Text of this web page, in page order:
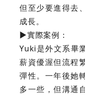
但至少要進得去
成長。
►實際案例：
Yuki是外文系畢
薪資優渥但流程
彈性。一年後她
多一些，但溝通